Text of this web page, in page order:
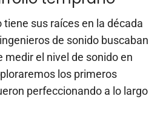
sus raíces en la década
de sonido buscaban
medir el nivel de sonido en
los primeros
perfeccionando a lo largo